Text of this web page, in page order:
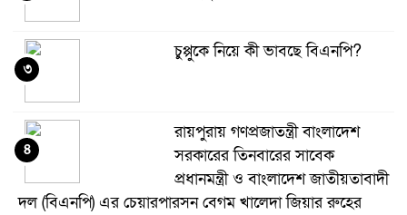
চুপ্পুকে নিয়ে কী ভাবছে বিএনপি?
৩
রায়পুরায় গণপ্রজাতন্ত্রী বাংলাদেশ
সরকারের তিনবারের সাবেক
প্রধানমন্ত্রী ও বাংলাদেশ জাতীয়তাবাদী
দল (বিএনপি) এর চেয়ারপারসন বেগম খালেদা জিয়ার রুহের
৪